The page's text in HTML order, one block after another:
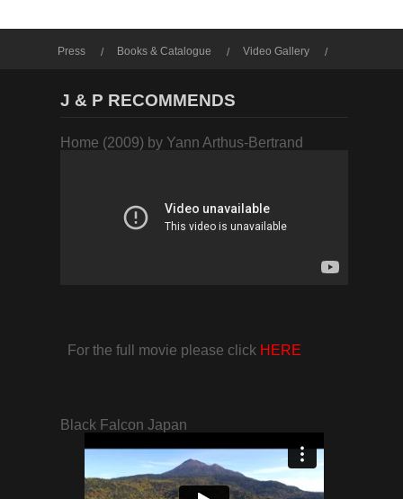
Press Books & Catalogue
Video Gallery
J & P RECOMMENDS
Home (2009) by Yann Arthus-Bertrand
For the full movie please click HERE
Black Falcon Japan